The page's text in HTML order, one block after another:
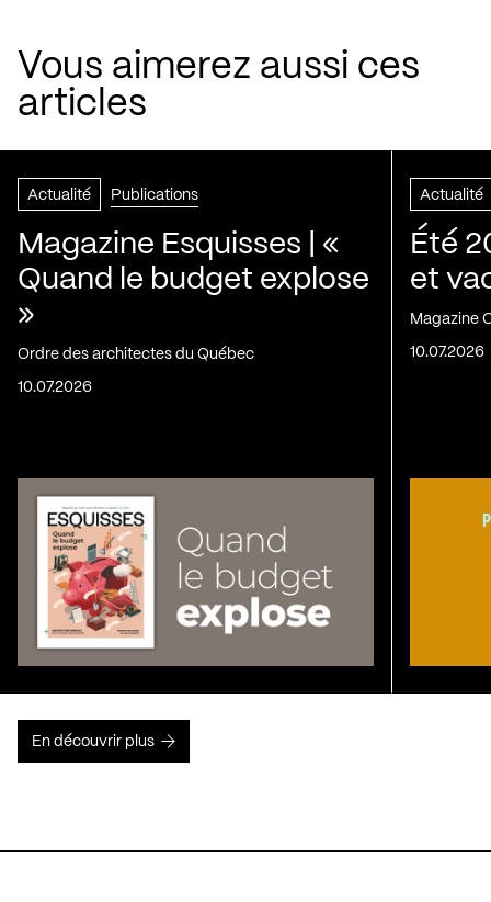
Vous aimerez aussi ces
articles
Actualité Publications
Magazine Esquisses | «
Quand le budget explose
»
Ordre des architectes du Québec
10.07.2026
Actualité
Été
et
Magazine
10.07.2026
En découvrir plus